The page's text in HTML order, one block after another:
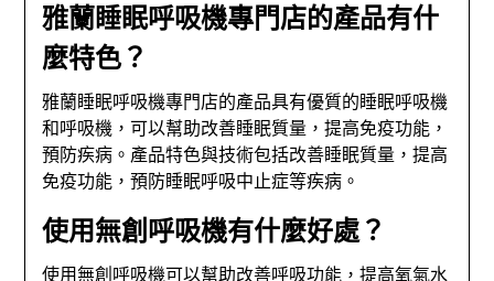
雅蘭睡眠呼吸機專門店的產品有什
麼特色？
雅蘭睡眠呼吸機專門店的產品具有優質的睡眠呼吸機
和呼吸機，可以幫助改善睡眠質量，提高免疫功能，
預防疾病。產品特色與技術包括改善睡眠質量，提高
免疫功能，預防睡眠呼吸中止症等疾病。
使用無創呼吸機有什麼好處？
使用無創呼吸機可以幫助改善呼吸功能，提高氧氣水